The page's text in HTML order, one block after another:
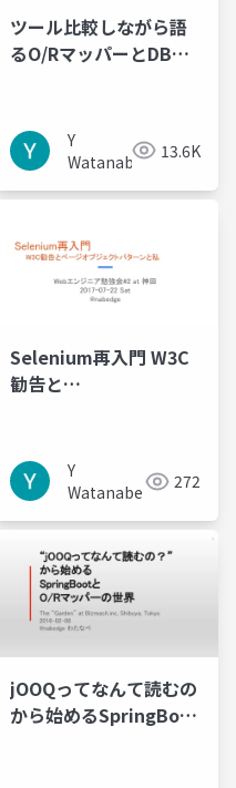
ツール比較しながら語
るO/RマッパーとDBマ
Y
Watanabe
13.6K
Selenium再入門 W3C
勧告と
Y
Watanabe
272
jOOQってなんて読むの
から始めるSpringBoot